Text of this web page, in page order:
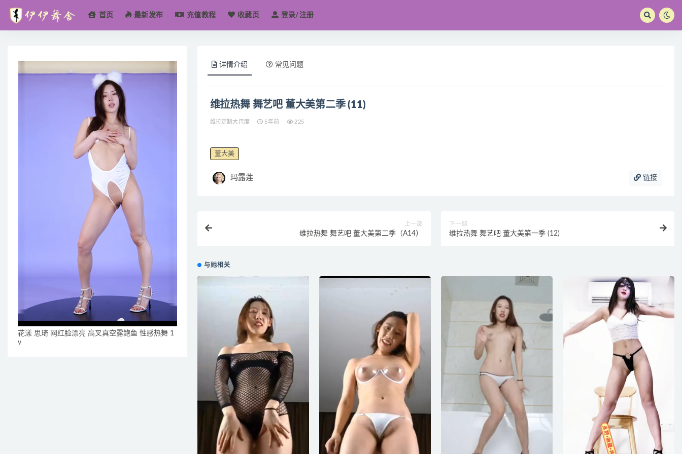
首页 最新发布 充值教程 收藏页 登录/注册
详情介绍 常见问题
维拉热舞 舞艺吧 董大美第二季 (11)
维拉定制大尺度 5年前 225
董大美
玛露莲 链接
上一部
维拉热舞 舞艺吧 董大美第二季（A14）
下一部
维拉热舞 舞艺吧 董大美第一季 (12)
与她相关
花漾 思琦 网红脸漂亮 高叉真空露鲍鱼 性感热舞 1
v